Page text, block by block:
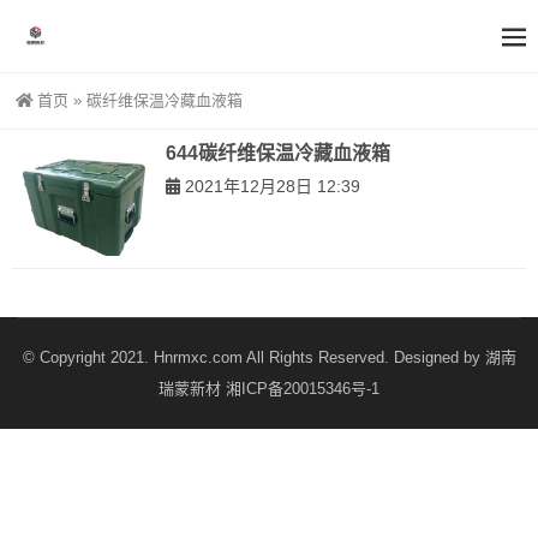
首页 » 碳纤维保温冷藏血液箱
644碳纤维保温冷藏血液箱
2021年12月28日 12:39
© Copyright 2021. Hnrmxc.com All Rights Reserved. Designed by 湖南
瑞蒙新材 湘ICP备20015346号-1